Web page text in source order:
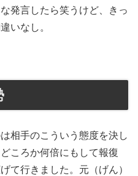
発言したら笑うけど、きっ
いなし。
相手のこういう態度を決し
ころか何倍にもして報復
て行きました。元（げん）